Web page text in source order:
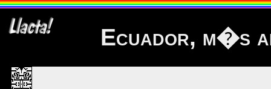
Ecuador, m�s